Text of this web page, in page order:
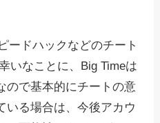
ードハックなどのチート
いなことに、Big Timeは
ので基本的にチートの意
いる場合は、今後アカウ